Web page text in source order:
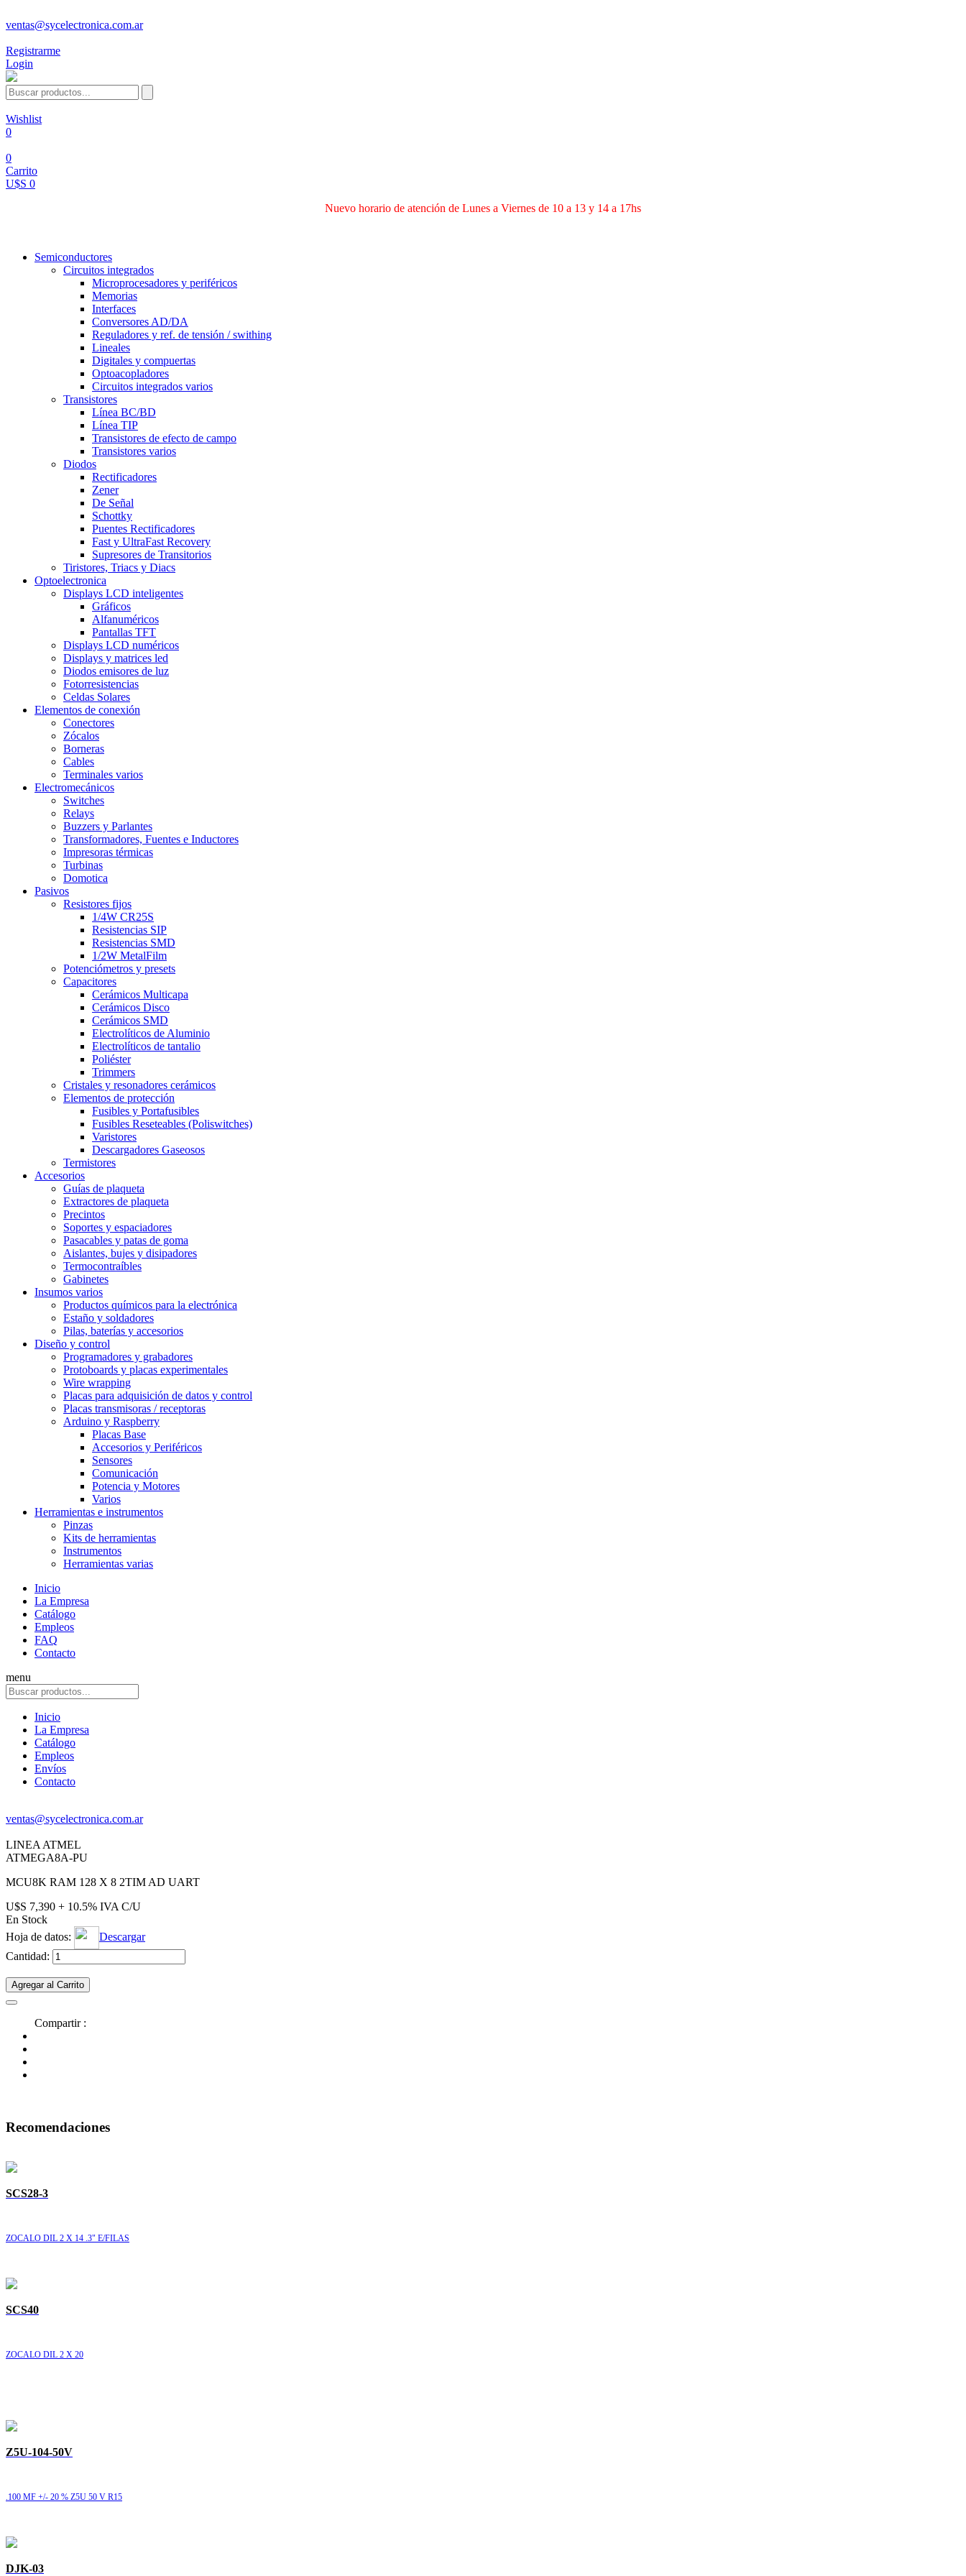
ventas@sycelectronica.com.ar
Registrarme
Login
Wishlist
0
0
Carrito
U$S 0
Nuevo horario de atención de Lunes a Viernes de 10 a 13 y 14 a 17hs
Semiconductores
Circuitos integrados
Microprocesadores y periféricos
Memorias
Interfaces
Conversores AD/DA
Reguladores y ref. de tensión / swithing
Lineales
Digitales y compuertas
Optoacopladores
Circuitos integrados varios
Transistores
Línea BC/BD
Línea TIP
Transistores de efecto de campo
Transistores varios
Diodos
Rectificadores
Zener
De Señal
Schottky
Puentes Rectificadores
Fast y UltraFast Recovery
Supresores de Transitorios
Tiristores, Triacs y Diacs
Optoelectronica
Displays LCD inteligentes
Gráficos
Alfanuméricos
Pantallas TFT
Displays LCD numéricos
Displays y matrices led
Diodos emisores de luz
Fotorresistencias
Celdas Solares
Elementos de conexión
Conectores
Zócalos
Borneras
Cables
Terminales varios
Electromecánicos
Switches
Relays
Buzzers y Parlantes
Transformadores, Fuentes e Inductores
Impresoras térmicas
Turbinas
Domotica
Pasivos
Resistores fijos
1/4W CR25S
Resistencias SIP
Resistencias SMD
1/2W MetalFilm
Potenciómetros y presets
Capacitores
Cerámicos Multicapa
Cerámicos Disco
Cerámicos SMD
Electrolíticos de Aluminio
Electrolíticos de tantalio
Poliéster
Trimmers
Cristales y resonadores cerámicos
Elementos de protección
Fusibles y Portafusibles
Fusibles Reseteables (Poliswitches)
Varistores
Descargadores Gaseosos
Termistores
Accesorios
Guías de plaqueta
Extractores de plaqueta
Precintos
Soportes y espaciadores
Pasacables y patas de goma
Aislantes, bujes y disipadores
Termocontraíbles
Gabinetes
Insumos varios
Productos químicos para la electrónica
Estaño y soldadores
Pilas, baterías y accesorios
Diseño y control
Programadores y grabadores
Protoboards y placas experimentales
Wire wrapping
Placas para adquisición de datos y control
Placas transmisoras / receptoras
Arduino y Raspberry
Placas Base
Accesorios y Periféricos
Sensores
Comunicación
Potencia y Motores
Varios
Herramientas e instrumentos
Pinzas
Kits de herramientas
Instrumentos
Herramientas varias
Inicio
La Empresa
Catálogo
Empleos
FAQ
Contacto
menu
Inicio
La Empresa
Catálogo
Empleos
Envíos
Contacto
ventas@sycelectronica.com.ar
LINEA ATMEL
ATMEGA8A-PU
MCU8K RAM 128 X 8 2TIM AD UART
U$S 7,390 + 10.5% IVA C/U
En Stock
Hoja de datos:
Descargar
Cantidad:
Agregar al Carrito
Compartir :
Recomendaciones
SCS28-3
ZOCALO DIL 2 X 14 .3" E/FILAS
SCS40
ZOCALO DIL 2 X 20
Z5U-104-50V
.100 MF +/- 20 % Z5U 50 V R15
DJK-03